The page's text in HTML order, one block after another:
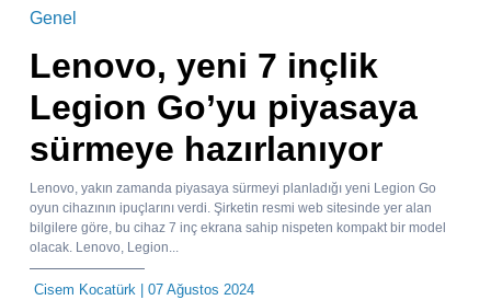
Genel
Lenovo, yeni 7 inçlik
Legion Go’yu piyasaya
sürmeye hazırlanıyor
Lenovo, yakın zamanda piyasaya sürmeyi planladığı yeni Legion Go
oyun cihazının ipuçlarını verdi. Şirketin resmi web sitesinde yer alan
bilgilere göre, bu cihaz 7 inç ekrana sahip nispeten kompakt bir model
olacak. Lenovo, Legion...
Cisem Kocatürk | 07 Ağustos 2024